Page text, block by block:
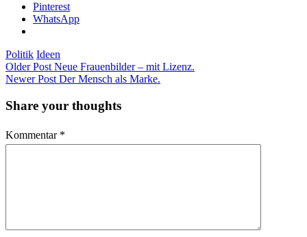
Pinterest
WhatsApp
Politik Ideen
Older Post Neue Frauenbilder – mit Lizenz.
Newer Post Der Mensch als Marke.
Share your thoughts
Kommentar *